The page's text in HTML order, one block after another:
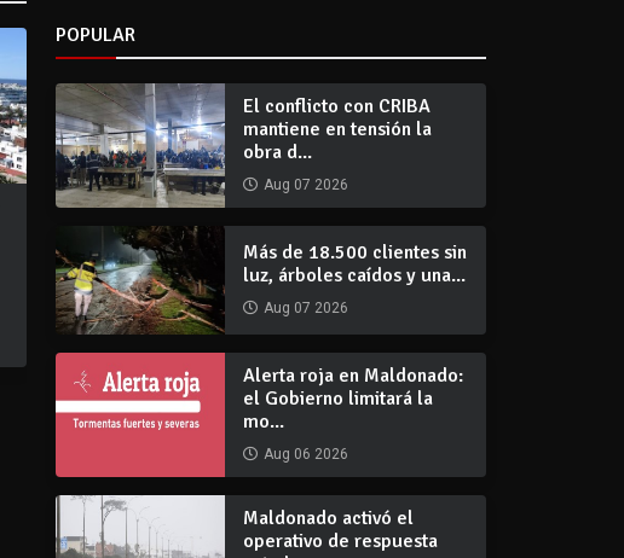
POPULAR
El conflicto con CRIBA
mantiene en tensión la
obra d...
Aug 07 2026
Más de 18.500 clientes sin
luz, árboles caídos y una...
Aug 07 2026
Alerta roja en Maldonado:
el Gobierno limitará la
mo...
Aug 06 2026
Maldonado activó el
operativo de respuesta